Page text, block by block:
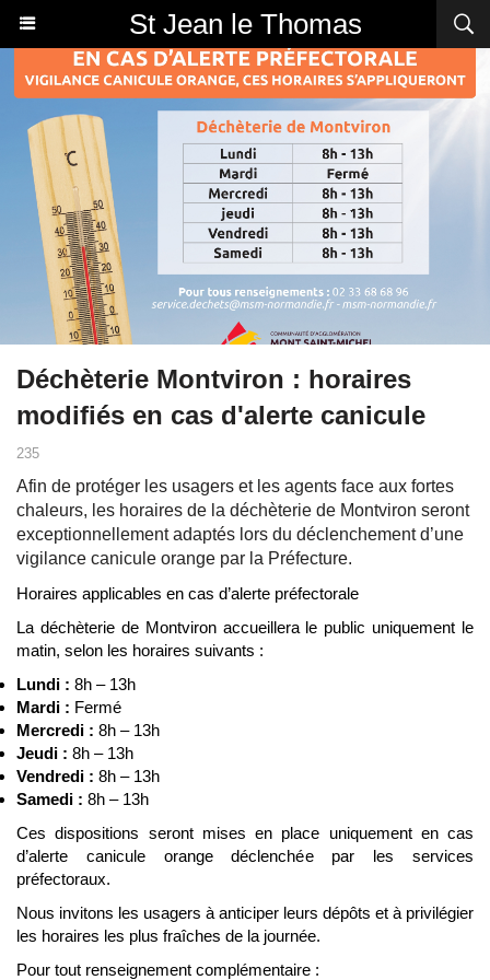
St Jean le Thomas
Déchèterie Montviron : horaires
modifiés en cas d'alerte canicule
235
Afin de protéger les usagers et les agents face aux fortes
chaleurs, les horaires de la déchèterie de Montviron seront
exceptionnellement adaptés lors du déclenchement d’une
vigilance canicule orange par la Préfecture.
Horaires applicables en cas d’alerte préfectorale
La déchèterie de Montviron accueillera le public uniquement le
matin, selon les horaires suivants :
Lundi : 8h – 13h
Mardi : Fermé
Mercredi : 8h – 13h
Jeudi : 8h – 13h
Vendredi : 8h – 13h
Samedi : 8h – 13h
Ces dispositions seront mises en place uniquement en cas
d’alerte canicule orange déclenchée par les services
préfectoraux.
Nous invitons les usagers à anticiper leurs dépôts et à privilégier
les horaires les plus fraîches de la journée.
Pour tout renseignement complémentaire :